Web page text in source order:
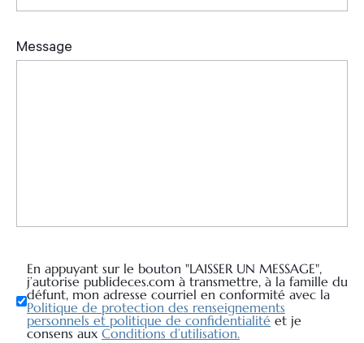
En appuyant sur le bouton "LAISSER UN MESSAGE",
j’autorise publideces.com à transmettre, à la famille du
défunt, mon adresse courriel en conformité avec la
Politique de protection des renseignements
personnels et politique de confidentialité et je
consens aux Conditions d’utilisation.